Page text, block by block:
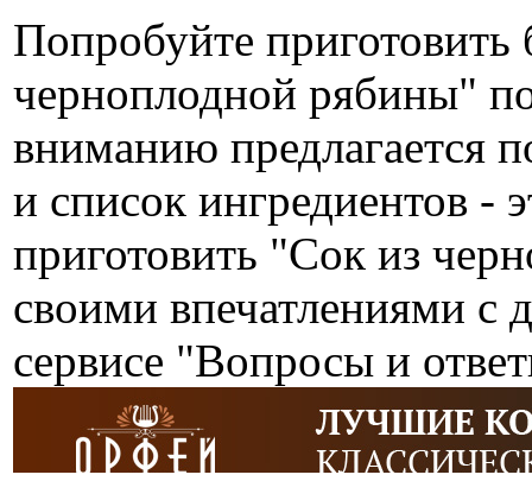
Попробуйте
черноплодной рябины"
вниманию предлагается
и список ингредиентов -
приготовить "Сок из
своими впечатлениями с
сервисе "Вопросы и